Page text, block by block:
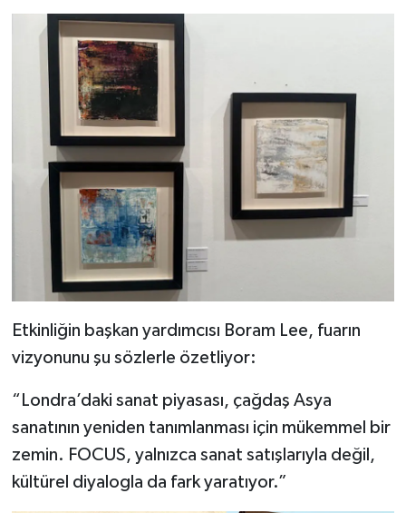
Etkinliğin başkan yardımcısı Boram Lee, fuarın
vizyonunu şu sözlerle özetliyor:
“Londra’daki sanat piyasası, çağdaş Asya
sanatının yeniden tanımlanması için mükemmel bir
zemin. FOCUS, yalnızca sanat satışlarıyla değil,
kültürel diyalogla da fark yaratıyor.”